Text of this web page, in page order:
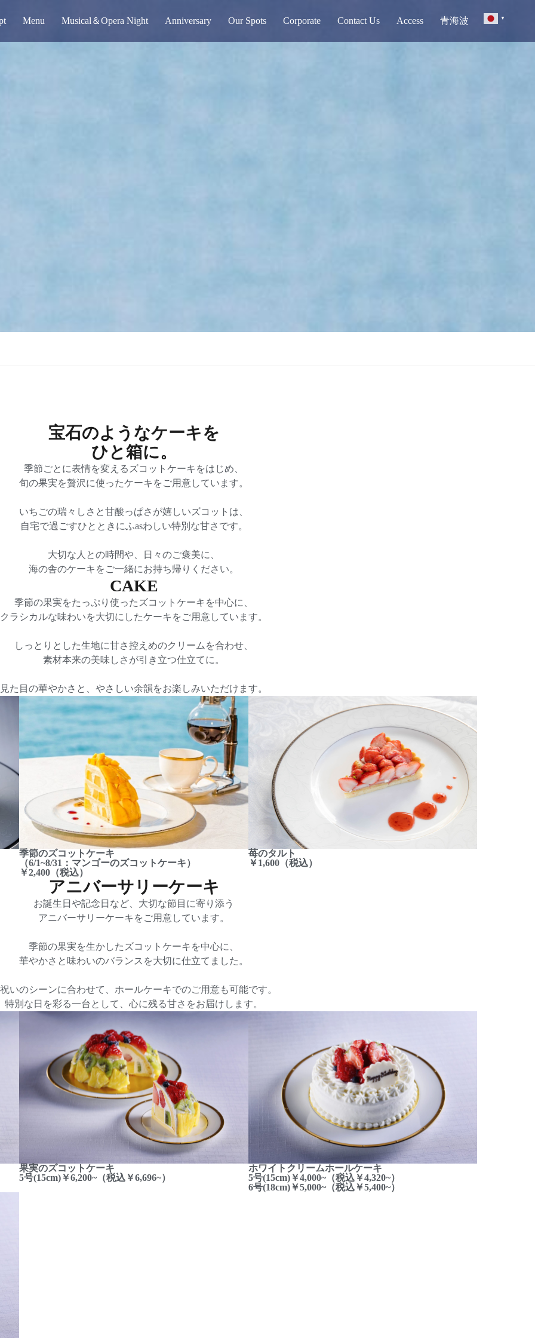
Menu Musical＆Opera Night Anniversary Our Spots Corporate Contact Us Access 青海波
宝石のようなケーキを
ひと箱に。​
季節ごとに表情を変えるズコットケーキをはじめ、
旬の果実を贅沢に使ったケーキをご用意しています。
いちごの瑞々しさと甘酸っぱさが嬉しいズコットは、
自宅で過ごすひとときにふasわしい特別な甘さです。
大切な人との時間や、日々のご褒美に、
海の舎のケーキをご一緒にお持ち帰りください。
CAKE
季節の果実をたっぷり使ったズコットケーキを中心に、
クラシカルな味わいを大切にしたケーキをご用意しています。
しっとりとした生地に甘さ控えめのクリームを合わせ、
素材本来の美味しさが引き立つ仕立てに。
見た目の華やかさと、やさしい余韻をお楽しみいただけます。
季節のズコットケーキ
（6/1~8/31：マンゴーのズコットケーキ）
￥2,400（税込）
苺のタルト
￥1,600（税込）
アニバーサリーケーキ​
お誕生日や記念日など、大切な節目に寄り添う
アニバーサリーケーキをご用意しています。
季節の果実を生かしたズコットケーキを中心に、
華やかさと味わいのバランスを大切に仕立てました。
いのシーンに合わせて、ホールケーキでのご用意も可能です。
特別な日を彩る一台として、心に残る甘さをお届けします。
果実のズコットケーキ
5号(15cm)￥6,200~（税込￥6,696~）
ホワイトクリームホールケーキ
5号(15cm)￥4,000~（税込￥4,320~）
6号(18cm)￥5,000~（税込￥5,400~）​
▼